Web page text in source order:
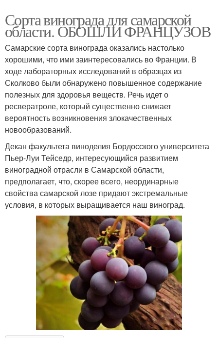
Сорта винограда для самарской
области. ОБОШЛИ ФРАНЦУЗОВ
Самарские сорта винограда оказались настолько
хорошими, что ими заинтересовались во Франции. В
ходе лабораторных исследований в образцах из
Сколково были обнаружено повышенное содержание
полезных для здоровья веществ. Речь идет о
ресвератроле, который существенно снижает
вероятность возникновения злокачественных
новообразований.
Декан факультета виноделия Бордосского университета
Пьер-Луи Тейседр, интересующийся развитием
виноградной отрасли в Самарской области,
предполагает, что, скорее всего, неординарные
свойства самарской лозе придают экстремальные
условия, в которых выращивается наш виноград.